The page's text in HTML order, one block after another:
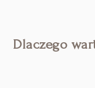
Dlaczego